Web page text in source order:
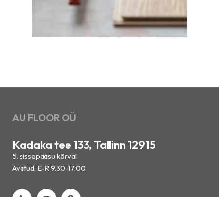
AU FLOOR OÜ
Kadaka tee 133, Tallinn 12915
5. sissepääsu kõrval
Avatud: E-R 9.30-17.00